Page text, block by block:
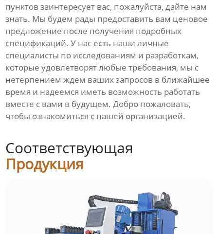
пунктов заинтересует вас, пожалуйста, дайте нам
знать. Мы будем рады предоставить вам ценовое
предложение после получения подробных
спецификаций. У нас есть наши личные
специалисты по исследованиям и разработкам,
которые удовлетворят любые требования, мы с
нетерпением ждем ваших запросов в ближайшее
время и надеемся иметь возможность работать
вместе с вами в будущем. Добро пожаловать,
чтобы ознакомиться с нашей организацией.
Соответствующая
Продукция